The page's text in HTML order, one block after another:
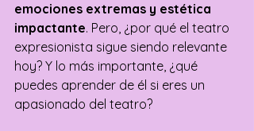
emociones extremas y estética
impactante. Pero, ¿por qué el teatro
expresionista sigue siendo relevante
hoy? Y lo más importante, ¿qué
puedes aprender de él si eres un
apasionado del teatro?